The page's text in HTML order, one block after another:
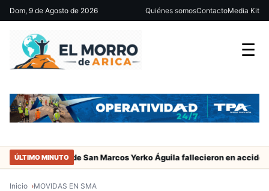
Dom, 9 de Agosto de 2026 Quiénes somosContactoMedia Kit
☰
ÚLTIMO MINUTO
del jugador de San Marcos Yerko Águila fallecieron en
Inicio MOVIDAS EN SMA